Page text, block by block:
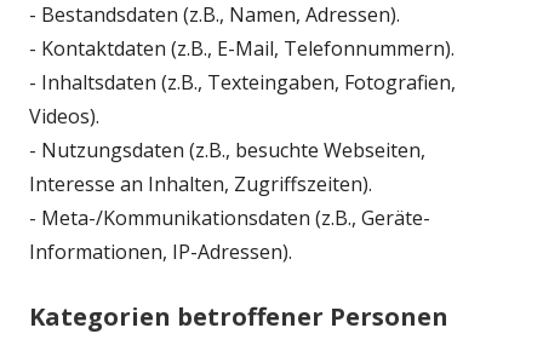
- Bestandsdaten (z.B., Namen, Adressen).
- Kontaktdaten (z.B., E-Mail, Telefonnummern).
- Inhaltsdaten (z.B., Texteingaben, Fotografien,
Videos).
- Nutzungsdaten (z.B., besuchte Webseiten,
Interesse an Inhalten, Zugriffszeiten).
- Meta-/Kommunikationsdaten (z.B., Geräte-
Informationen, IP-Adressen).
Kategorien betroffener Personen